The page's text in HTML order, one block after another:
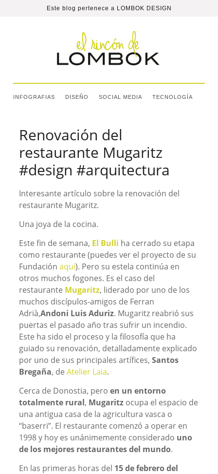
Este blog pertenece a LOMBOK DESIGN
INFOGRAFIAS DISEÑO SOCIAL MEDIA TECNOLOGÍA
Renovación del
restaurante Mugaritz
#design #arquitectura
Interesante artículo sobre la renovación del
restaurante Mugaritz.
Una joya de la cocina.
Este fin de semana, El Bulli ha cerrado su etapa
como restaurante (puedes ver el proyecto de su
Fundación aquí). Pero su estela continúa en
otros muchos fogones. Es el caso del
restaurante Mugaritz, liderado por uno de los
muchos discípulos-amigos de Ferran
Adrià,Andoni Luis Aduriz. Mugaritz reabrió sus
puertas el pasado año tras sufrir un incendio.
Este ha sido el proceso y la filosofía que ha
guiado su renovación, detalladamente explicado
por uno de sus principales artífices, Santos
Bregaña, de Atelier Laia.
Cerca de Donostia, pero en un entorno
totalmente rural, Mugaritzocupa el espacio de
una antigua casa de la agricultura vasca o
“baserri”. El restaurante comenzó a operar en
1998 y hoy es unánimemente considerado uno
de los mejores restaurantes del mundo.
En las primeras horas del 15 de febrero del